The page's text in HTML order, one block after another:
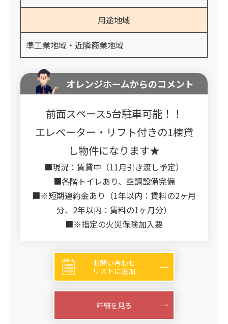
用途地域
準工業地域・近隣商業地域
オレンジホームからのコメント
前面スペース5台駐車可能！！
エレベーター・リフト付きの1棟貸
し物件になります★
■現況：賃貸中（11月引き渡し予定）
■各階トイレあり、空調設備完備
■※短期違約金あり（1年以内：賃料の2ヶ月
分、2年以内：賃料の1ヶ月分）
■※指定の火災保険加入要
お問い合わせ
リストに追加
詳細を見る